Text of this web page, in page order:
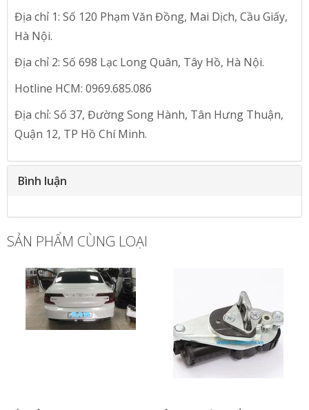
Địa chỉ 1: Số 120 Phạm Văn Đồng, Mai Dịch, Cầu Giấy,
Hà Nội.
Địa chỉ 2: Số 698 Lạc Long Quân, Tây Hồ, Hà Nội.
Hotline HCM: 0969.685.086
Địa chỉ: Số 37, Đường Song Hành, Tân Hưng Thuận,
Quận 12, TP Hồ Chí Minh.
Bình luận
SẢN PHẨM CÙNG LOẠI